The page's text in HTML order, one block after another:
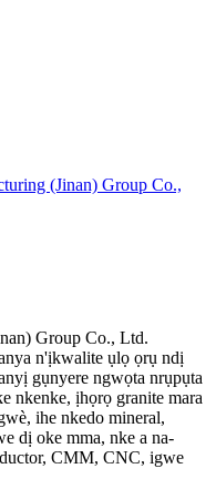
Group Co., Ltd.
n'ịkwalite ụlọ ọrụ ndị
gụnyere ngwọta nrụpụta
nkenke, ịhọrọ granite mara
ihe nkedo mineral,
dị oke mma, nke a na-
CMM, CNC, igwe